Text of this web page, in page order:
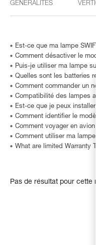
GÉNÉRALITÉS
Est-ce que ma lampe
Comment désactiver le
Puis-je utiliser ma lampe
Quelles sont les batteries
Comment commander un
Compatibilité des lampes
Est-ce que je peux
Comment identifier le
Comment voyager en
Comment utiliser ma lampe
What are limited Warranty
Pas de résultat pour cette